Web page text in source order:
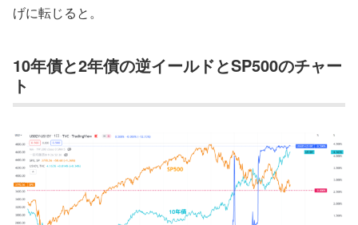
げに転じると。
10年債と2年債の逆イールドとSP500のチャー
ト